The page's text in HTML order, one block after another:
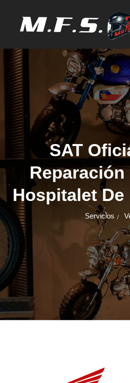
SAT
Hospitalet
Servicios
01
Ofrecemos